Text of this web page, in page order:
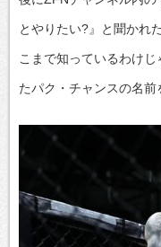
とやりたい?』と聞かれ
こまで知っているわけ
たパク・チャンスの名前